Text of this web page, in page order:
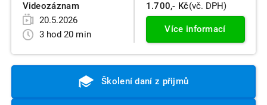
Videozáznam
20.5.2026
3 hod 20 min
1.700,- Kč(vč. DPH)
Více informací
Školení daní z přijmů